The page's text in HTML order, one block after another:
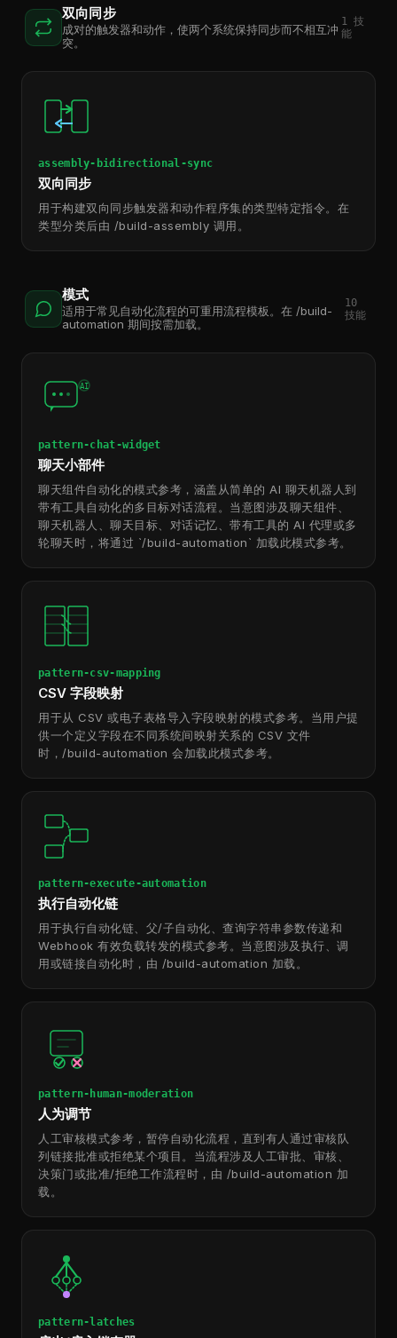
双向同步
成对的触发器和动作，使两个系统保持同步而不相互冲
突。
1技
能
assembly-bidirectional-sync
双向同步
用于构建双向同步触发器和动作程序集的类型特定指令。在
类型分类后由 /build-assembly 调用。
模式
适用于常见自动化流程的可重用流程模板。在 /build-
automation 期间按需加载。
10
技能
AI
pattern-chat-widget
聊天小部件
聊天组件自动化的模式参考，涵盖从简单的 AI 聊天机器人到
带有工具自动化的多目标对话流程。当意图涉及聊天组件、
聊天机器人、聊天目标、对话记忆、带有工具的 AI 代理或多
轮聊天时，将通过 `/build-automation` 加载此模式参考。
pattern-csv-mapping
CSV 字段映射
用于从 CSV 或电子表格导入字段映射的模式参考。当用户提
供一个定义字段在不同系统间映射关系的 CSV 文件
时，/build-automation 会加载此模式参考。
pattern-execute-automation
执行自动化链
用于执行自动化链、父/子自动化、查询字符串参数传递和
Webhook 有效负载转发的模式参考。当意图涉及执行、调
用或链接自动化时，由 /build-automation 加载。
pattern-human-moderation
人为调节
人工审核模式参考，暂停自动化流程，直到有人通过审核队
列链接批准或拒绝某个项目。当流程涉及人工审批、审核、
决策门或批准/拒绝工作流程时，由 /build-automation 加
载。
pattern-latches